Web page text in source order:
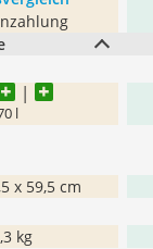
l
x 59,5 cm
kg